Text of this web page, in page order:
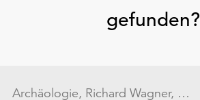
gefunden?